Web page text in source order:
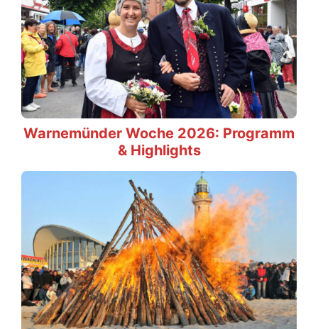
Warnemünder Woche 2026: Programm
& Highlights